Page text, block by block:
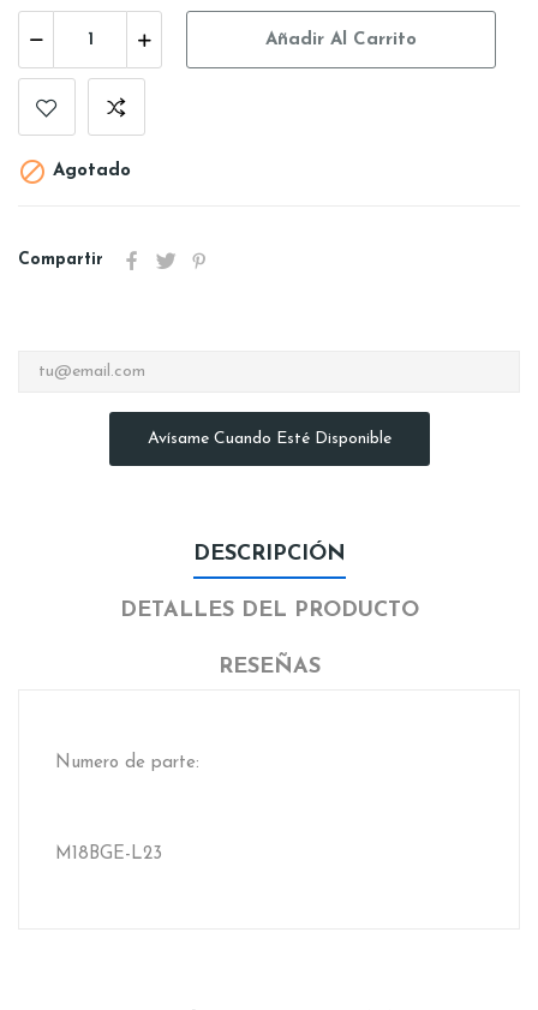
Añadir Al Carrito
 Agotado
Compartir
Avísame Cuando Esté Disponible
DESCRIPCIÓN
DETALLES DEL PRODUCTO
RESEÑAS
Numero de parte:
M18BGE-L23